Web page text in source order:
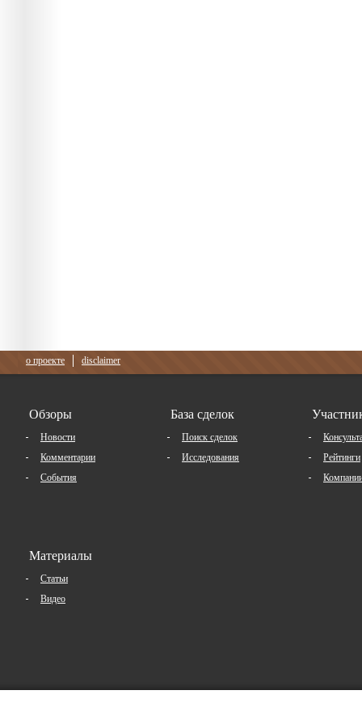
о проекте disclaimer
Обзоры
Новости
Комментарии
События
База сделок
Поиск сделок
Исследования
Рейтинги
Материалы
Статьи
Видео